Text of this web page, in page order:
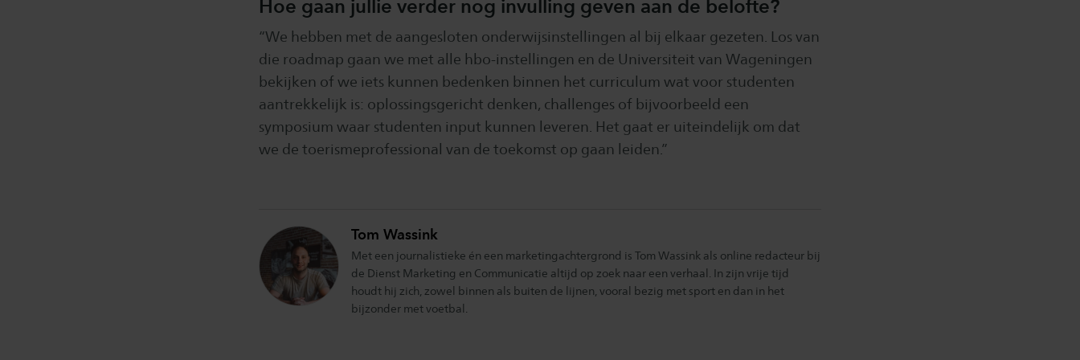
Hoe gaan jullie verder nog invulling geven aan de belofte?
“We hebben met de aangesloten onderwijsinstellingen al bij elkaar gezeten. Los van
die roadmap gaan we met alle hbo-instellingen en de Universiteit van Wageningen
bekijken of we iets kunnen bedenken binnen het curriculum wat voor studenten
aantrekkelijk is: oplossingsgericht denken, challenges of bijvoorbeeld een
symposium waar studenten input kunnen leveren. Het gaat er uiteindelijk om dat
we de toerismeprofessional van de toekomst op gaan leiden.”
Tom Wassink
Met een journalistieke én een marketingachtergrond is Tom Wassink als online redacteur bij
de Dienst Marketing en Communicatie altijd op zoek naar een verhaal. In zijn vrije tijd
houdt hij zich, zowel binnen als buiten de lijnen, vooral bezig met sport en dan in het
bijzonder met voetbal.